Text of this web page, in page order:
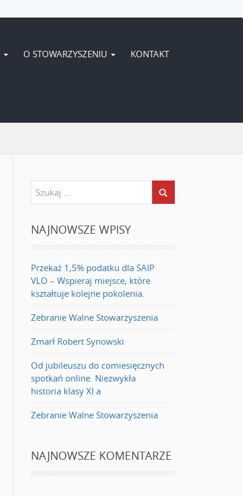
O STOWARZYSZENIU KONTAKT
NAJNOWSZE WPISY
Przekaż 1,5% podatku dla SAIP
VLO – Wspieraj miejsce, które
kształtuje kolejne pokolenia.
Zebranie Walne Stowarzyszenia
Zmarł Robert Synowski
Od jubileuszu do comiesięcznych
spotkań online. Niezwykła
historia klasy XI a
Zebranie Walne Stowarzyszenia
NAJNOWSZE KOMENTARZE